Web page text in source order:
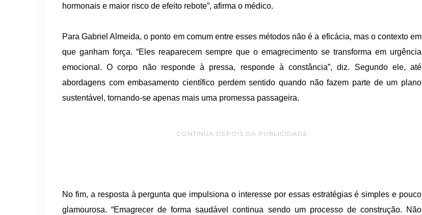
hormonais e maior risco de efeito rebote”, afirma o médico.
Para Gabriel Almeida, o ponto em comum entre esses métodos não é a eficácia, mas o contexto em
que ganham força. “Eles reaparecem sempre que o emagrecimento se transforma em urgência
emocional. O corpo não responde à pressa, responde à constância”, diz. Segundo ele, até
abordagens com embasamento científico perdem sentido quando não fazem parte de um plano
sustentável, tornando-se apenas mais uma promessa passageira.
CONTINUA DEPOIS DA PUBLICIDADE
No fim, a resposta à pergunta que impulsiona o interesse por essas estratégias é simples e pouco
glamourosa. “Emagrecer de forma saudável continua sendo um processo de construção. Não